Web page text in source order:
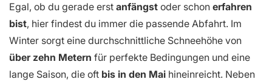
Egal, ob du gerade erst anfängst oder schon erfahren
bist, hier findest du immer die passende Abfahrt. Im
Winter sorgt eine durchschnittliche Schneehöhe von
über zehn Metern für perfekte Bedingungen und eine
lange Saison, die oft bis in den Mai hineinreicht. Neben